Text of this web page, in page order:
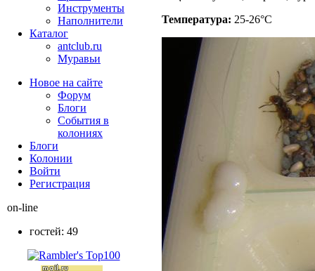
Температура: 25-26°C
Инструменты
Наполнители
Каталог
antclub.ru
Муравьи
Новое на сайте
Форум
Блоги
События в
колониях
Блоги
Колонии
Войти
Peгиcтpaция
on-line
гостей: 49